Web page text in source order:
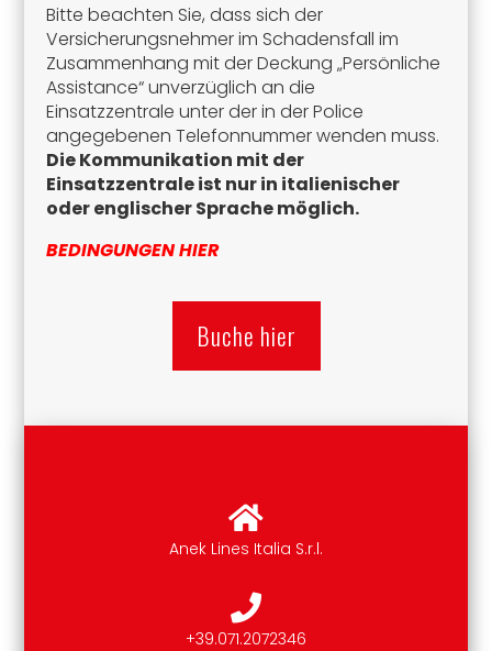
Bitte beachten Sie, dass sich der
Versicherungsnehmer im Schadensfall im
Zusammenhang mit der Deckung „Persönliche
Assistance“ unverzüglich an die
Einsatzzentrale unter der in der Police
angegebenen Telefonnummer wenden muss.
Die Kommunikation mit der
Einsatzzentrale ist nur in italienischer
oder englischer Sprache möglich.
BEDINGUNGEN HIER
Buche hier
Anek Lines Italia S.r.l.
+39.071.2072346